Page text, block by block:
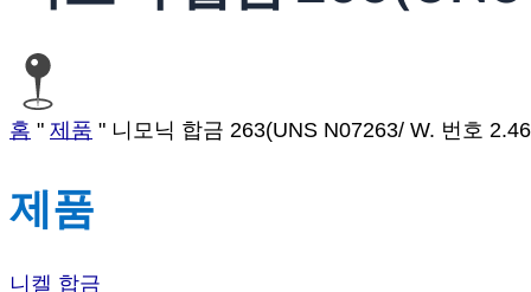
홈 " 제품 " 니모닉 합금 263(UNS N07263/ W. 번호
제품
니켈 합금